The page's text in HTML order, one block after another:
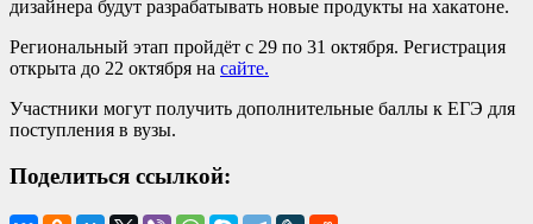
дизайнера будут разрабатывать новые продукты на хакатоне.
Региональный этап пройдёт с 29 по 31 октября. Регистрация
открыта до 22 октября на сайте.
Участники могут получить дополнительные баллы к ЕГЭ для
поступления в вузы.
Поделиться ссылкой: